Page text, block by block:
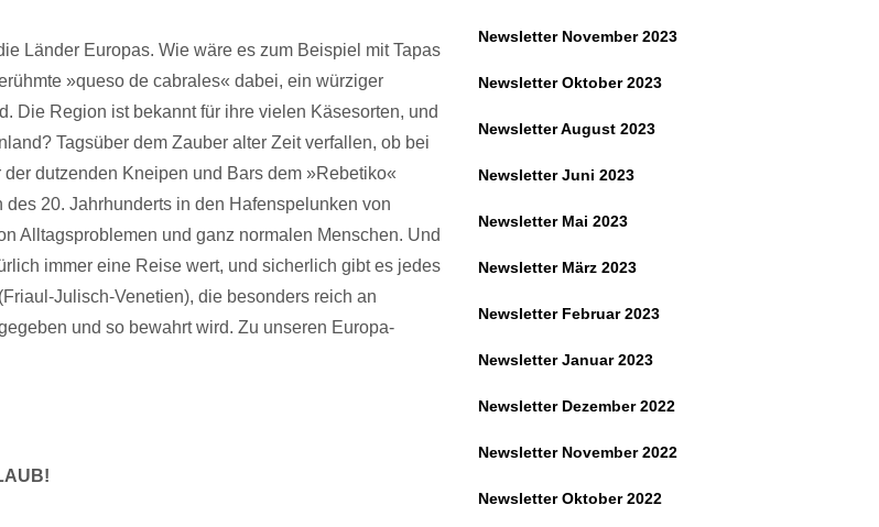
Länder Europas. Wie wäre es zum Beispiel mit Tapas
»queso de cabrales« dabei, ein würziger
Die Region ist bekannt für ihre vielen Käsesorten, und
Tagsüber dem Zauber alter Zeit verfallen, ob bei
dutzenden Kneipen und Bars dem »Rebetiko«
20. Jahrhunderts in den Hafenspelunken von
Alltagsproblemen und ganz normalen Menschen. Und
immer eine Reise wert, und sicherlich gibt es jedes
Julisch-Venetien), die besonders reich an
und so bewahrt wird. Zu unseren Europa-
Newsletter November 2023
Newsletter Oktober 2023
Newsletter August 2023
Newsletter Juni 2023
Newsletter Mai 2023
Newsletter März 2023
Newsletter Februar 2023
Newsletter Januar 2023
Newsletter Dezember 2022
Newsletter November 2022
Newsletter Oktober 2022